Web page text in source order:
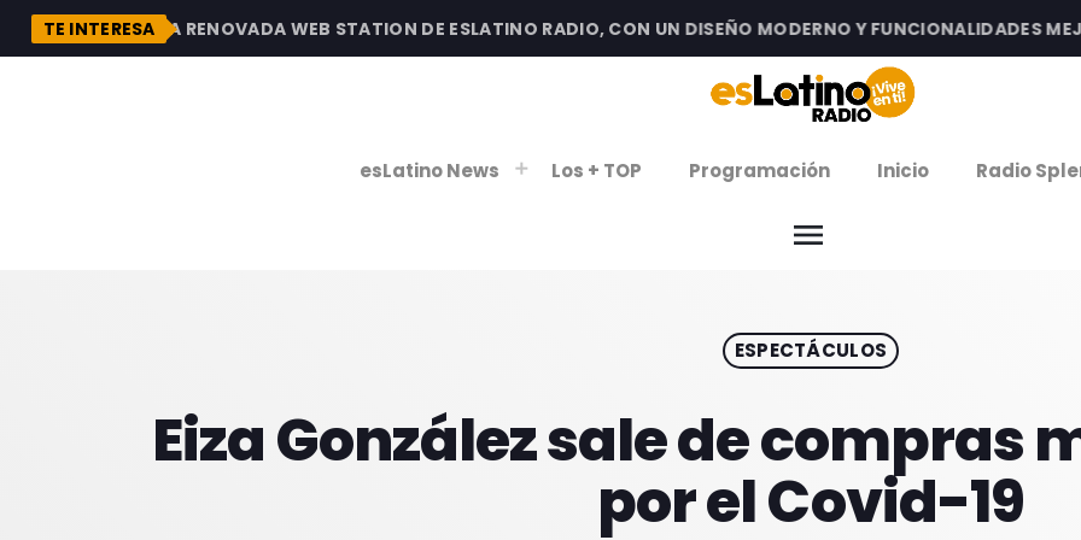
TE INTERESA
DESCUBRE LA RENOVADA WEB STATION DE ESLATINO RADIO, CON UN DISEÑO MODERNO Y FUNCIONALIDADES
esLatino News Los + TOP Programación Inicio Radio
menu
VIERNES DE ESTRENOS ESPECTÁCULOS
Eiza González sale de compras
por el Covid-19